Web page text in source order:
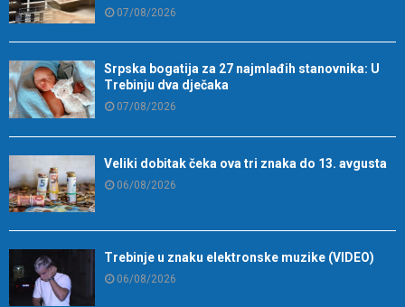
07/08/2026
Srpska bogatija za 27 najmlađih stanovnika: U
Trebinju dva dječaka
07/08/2026
Veliki dobitak čeka ova tri znaka do 13. avgusta
06/08/2026
Trebinje u znaku elektronske muzike (VIDEO)
06/08/2026